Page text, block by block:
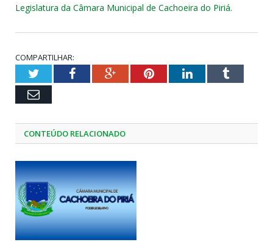
Legislatura da Câmara Municipal de Cachoeira do Piriá.
COMPARTILHAR:
TwitterFacebookGoogle+PinterestLinkedInTumblr
Email
CONTEÚDO RELACIONADO